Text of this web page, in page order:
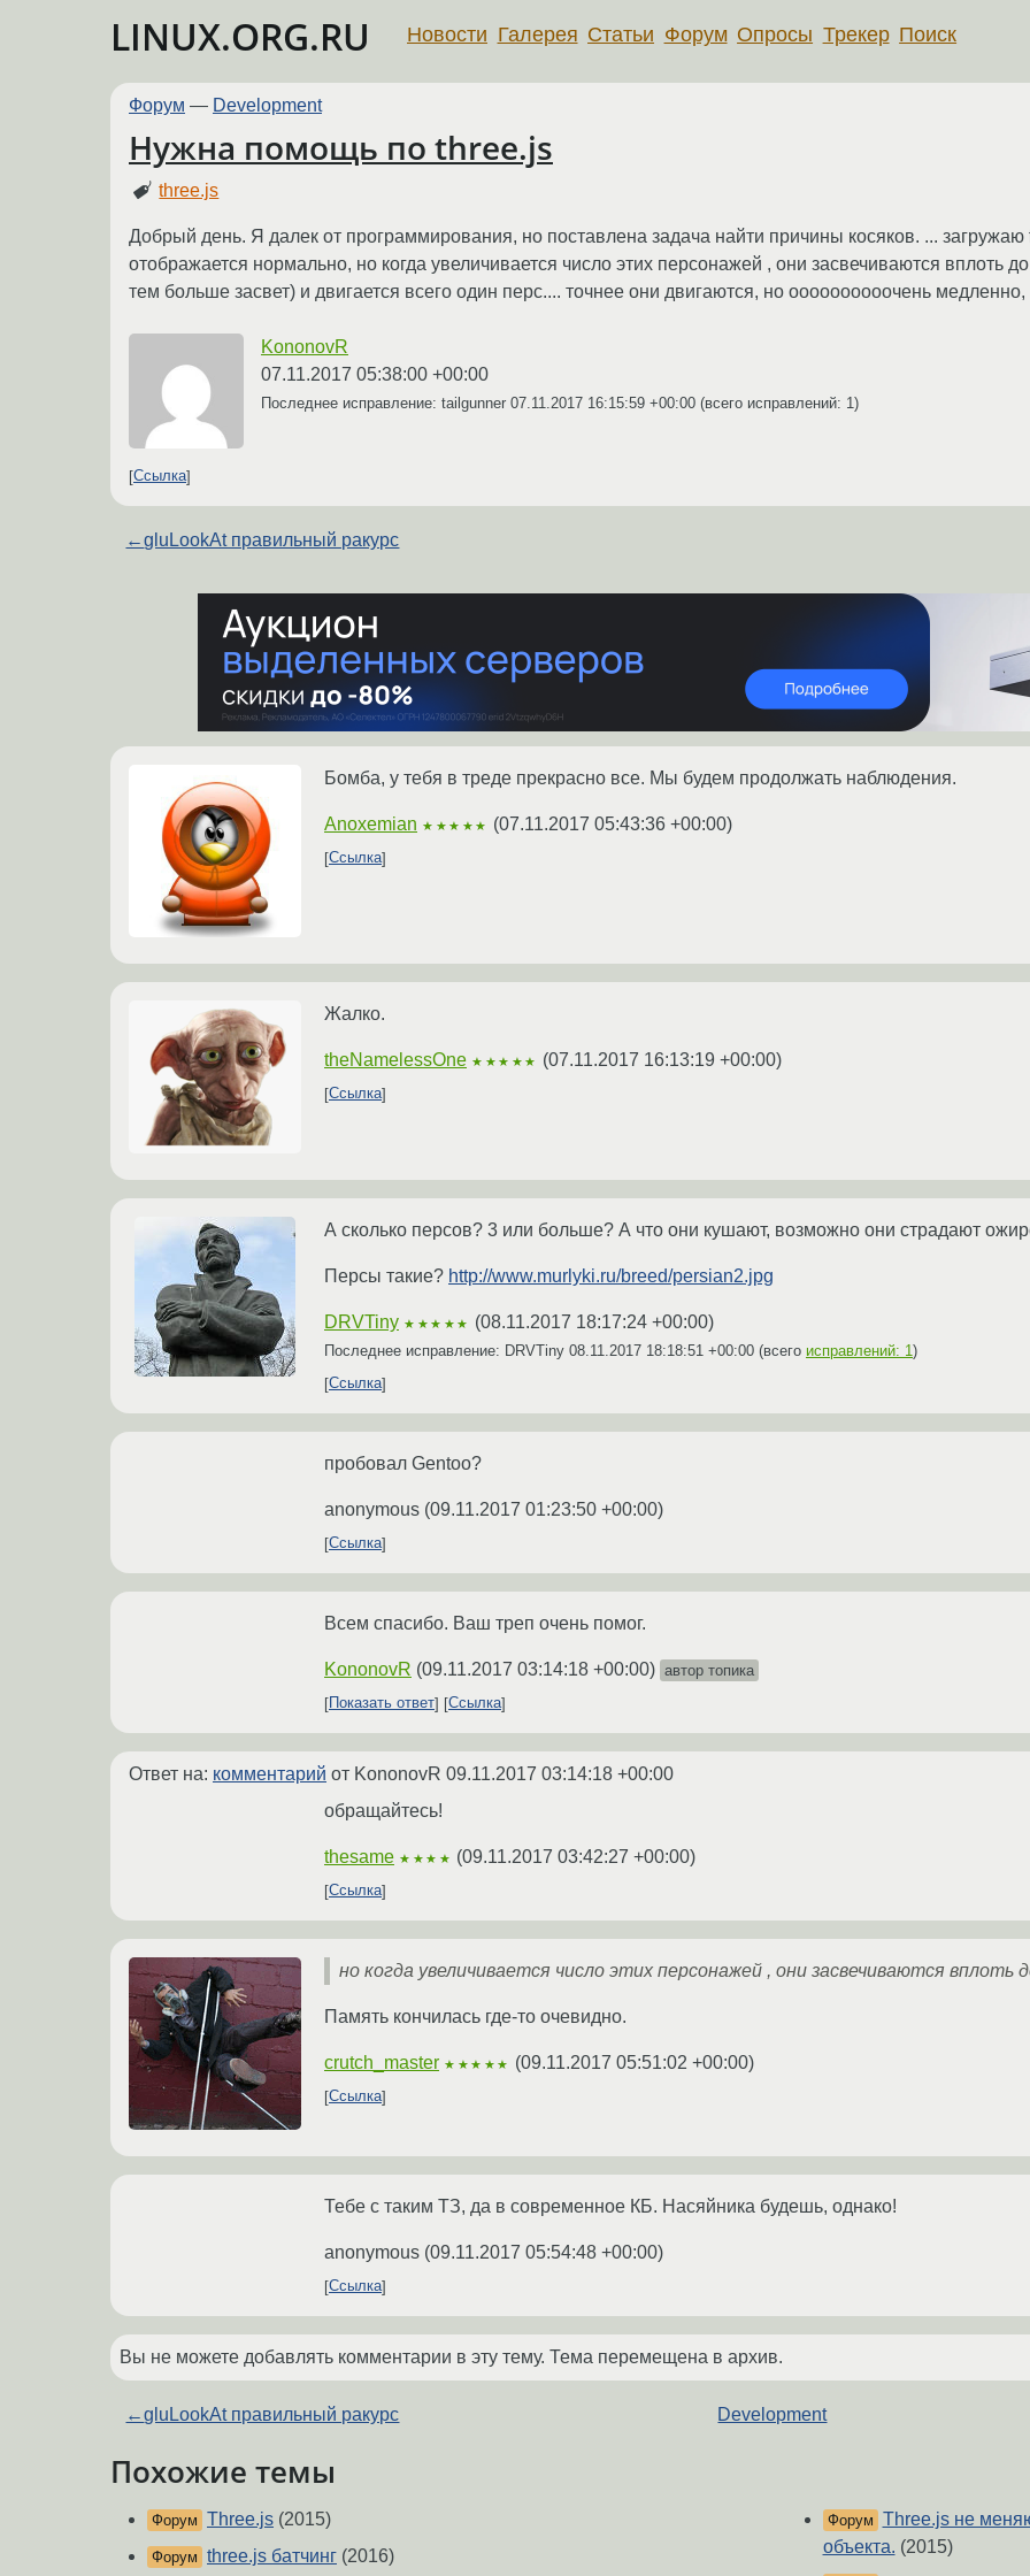
LINUX.ORG.RU Новости Галерея Статьи Форум Опросы Трекер Поиск
Форум — Development
Нужна помощь по three.js
three.js
Добрый день. Я далек от программирования, но поставлена задача найти причины косяков. ...
отображается нормально, но когда увеличивается число этих персонажей , они засвечиваются вплоть
тем больше засвет) и двигается всего один перс.... точнее они двигаются, но оооооооооочень медленно,
KononovR
07.11.2017 05:38:00 +00:00
Последнее исправление: tailgunner 07.11.2017 16:15:59 +00:00 (всего исправлений: 1)
Ссылка
←gluLookAt правильный ракурс
Бомба, у тебя в треде прекрасно все. Мы будем продолжать наблюдения.
Anoxemian ★★★★★ (07.11.2017 05:43:36 +00:00)
Ссылка
Жалко.
theNamelessOne ★★★★★ (07.11.2017 16:13:19 +00:00)
Ссылка
А сколько персов? 3 или больше? А что они кушают, возможно они страдают
Персы такие? http://www.murlyki.ru/breed/persian2.jpg
DRVTiny ★★★★★ (08.11.2017 18:17:24 +00:00)
Последнее исправление: DRVTiny 08.11.2017 18:18:51 +00:00 (всего исправлений: 1 )
Ссылка
пробовал Gentoo?
anonymous (09.11.2017 01:23:50 +00:00)
Ссылка
Всем спасибо. Ваш треп очень помог.
KononovR (09.11.2017 03:14:18 +00:00) автор топика
Показать ответ
Ссылка
Ответ на: комментарий от KononovR 09.11.2017 03:14:18 +00:00
обращайтесь!
thesame ★★★★ (09.11.2017 03:42:27 +00:00)
Ссылка
но когда увеличивается число этих персонажей , они засвечиваются вплоть
Память кончилась где-то очевидно.
crutch_master ★★★★★ (09.11.2017 05:51:02 +00:00)
Ссылка
Тебе с таким ТЗ, да в современное КБ. Насяйника будешь, однако!
anonymous (09.11.2017 05:54:48 +00:00)
Ссылка
Вы не можете добавлять комментарии в эту тему. Тема перемещена в архив.
←gluLookAt правильный ракурс Development
Похожие темы
Форум Three.js (2015)
Форум three.js батчинг (2016)
Форум Three.js не
объекта. (2015)